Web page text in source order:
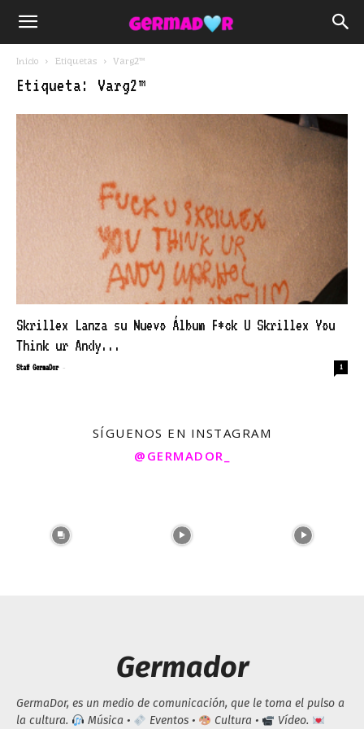
Inicio Etiquetas Varg2™
Etiqueta: Varg2™
Skrillex Lanza su Nuevo Álbum F*ck U Skrillex You
Think ur Andy...
Staff GermaDor - 1
SÍGUENOS EN INSTAGRAM
@GERMADOR_
Germador
GermaDor, es un medio de comunicación, que le toma el pulso a
la cultura.
Música • Eventos • Cultura • Vídeo.